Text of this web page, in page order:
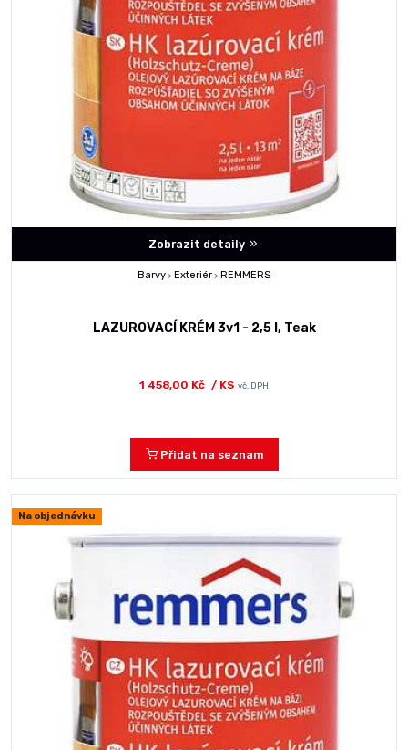
Zobrazit detaily
Barvy>Exteriér>REMMERS
LAZUROVACÍ KRÉM 3v1 - 2,5 l, Teak
1 458,00 Kč / KS vč. DPH
Přidat na seznam
Na objednávku